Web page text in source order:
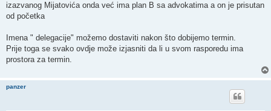
izazvanog Mijatovića onda već ima plan B sa advokatima a on je prisutan
od početka
Imena " delegacije" možemo dostaviti nakon što dobijemo termin.
Prije toga se svako ovdje može izjasniti da li u svom rasporedu ima
prostora za termin.
panzer